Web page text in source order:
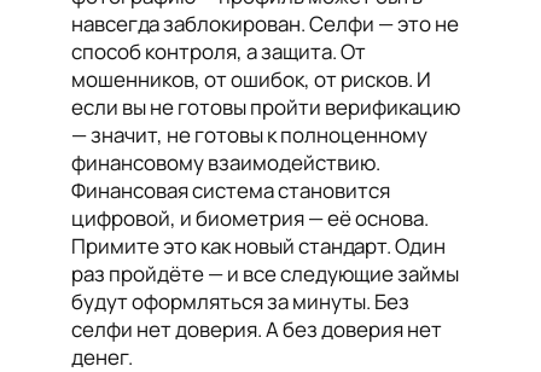
навсегда заблокирован. Селфи — это не
способ контроля, а защита. От
мошенников, от ошибок, от рисков. И
если вы не готовы пройти верификацию
— значит, не готовы к полноценному
финансовому взаимодействию.
Финансовая система становится
цифровой, и биометрия — её основа.
Примите это как новый стандарт. Один
раз пройдёте — и все следующие займы
будут оформляться за минуты. Без
селфи нет доверия. А без доверия нет
денег.